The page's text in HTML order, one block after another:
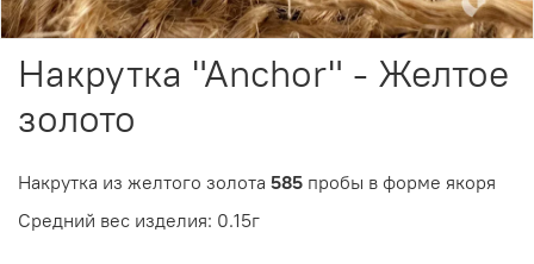
Накрутка "Anchor" - Желтое
золото
Накрутка из желтого золота 585 пробы в форме якоря
Средний вес изделия: 0.15г